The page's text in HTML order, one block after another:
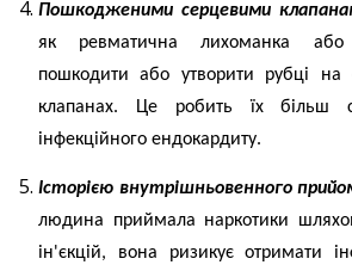
Пошкодженими серцевими
як ревматична лихоманка або
пошкодити або утворити рубці на
клапанах. Це робить їх більш
інфекційного ендокардиту.
Історією внутрішньовенного
людина приймала наркотики
ін'єкцій, вона ризикує отримати